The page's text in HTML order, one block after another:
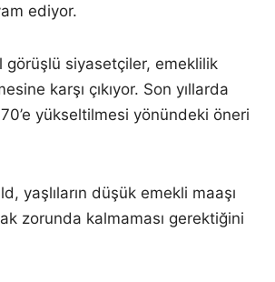
ediyor.
görüşlü siyasetçiler, emeklilik
karşı çıkıyor. Son yıllarda
70’e yükseltilmesi yönündeki öneri
yaşlıların düşük emekli maaşı
zorunda kalmaması gerektiğini